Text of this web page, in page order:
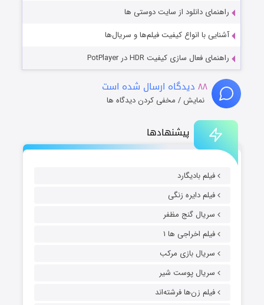
پیشنهادها
فیلم بادیگارد
فیلم دایره زنگی
سریال گنج مظفر
فیلم اخراجی ها ۱
سریال بازی مرکب
سریال پوست شیر
فیلم زن‌ها فرشته‌اند
راهنمای دانلود از سایت دوستی ها
آشنایی با انواع کیفیت فیلم‌ها و سریال‌ها
راهنمای فعال سازی کیفیت HDR در PotPlayer
۸۸ دیدگاه ارسال شده است
نمایش / مخفی کردن دیدگاه ها